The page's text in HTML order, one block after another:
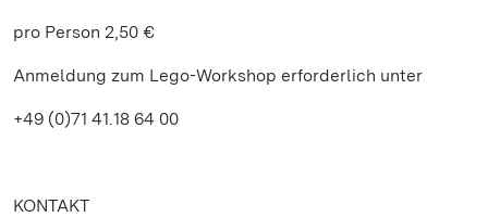
pro Person 2,50 €
Anmeldung zum Lego-Workshop erforderlich unter
+49 (0)71 41.18 64 00
KONTAKT